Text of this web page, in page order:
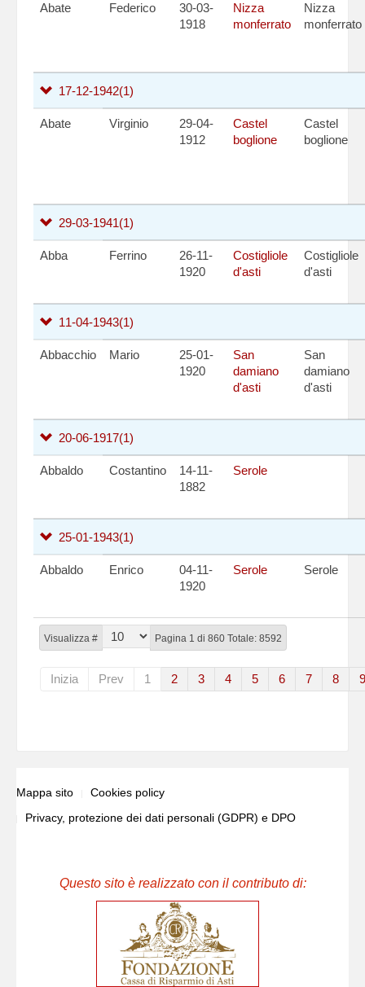
Visualizza # Pagina 1 di 860 Totale: 8592
Inizia Prev 1 2 3 4 5 6 7 8 9
Abate Federico
30-03-
1918
Nizza
monferrato
Nizza
monferrato
17-12-1942(1)
Abate Virginio
29-04-
1912
Castel
boglione
Castel
boglione
29-03-1941(1)
Abba Ferrino
26-11-
1920
Costigliole
d'asti
Costigliole
d'asti
11-04-1943(1)
Abbacchio Mario
25-01-
1920
San
damiano
d'asti
San
damiano
d'asti
20-06-1917(1)
Abbaldo Costantino
14-11-
1882
Serole
25-01-1943(1)
Abbaldo Enrico
04-11-
1920
Serole Serole
Mappa sito
Cookies policy
Privacy, protezione dei dati personali (GDPR) e DPO
Questo sito è realizzato con il contributo di: